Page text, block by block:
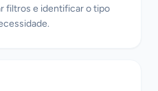
filtros e identificar o tipo